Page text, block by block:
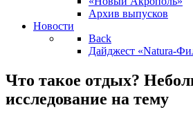
Архив выпусков
Новости
Back
Дайджест «Natura-
Что такое отдых?
исследование на тему